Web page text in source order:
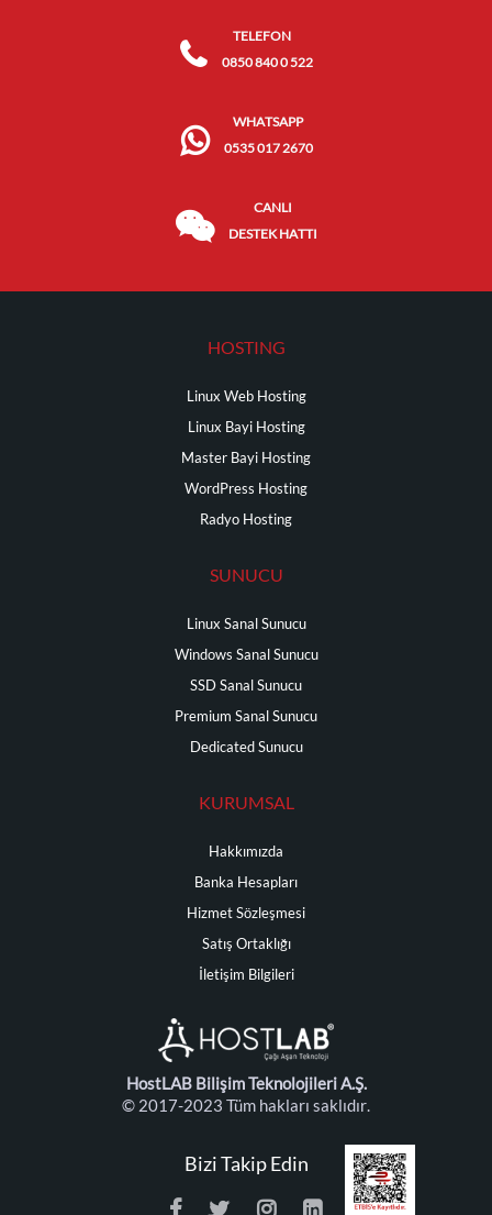
TELEFON
0850 840 0 522
WHATSAPP
0535 017 2670
CANLI
DESTEK HATTI
HOSTING
Linux Web Hosting
Linux Bayi Hosting
Master Bayi Hosting
WordPress Hosting
Radyo Hosting
SUNUCU
Linux Sanal Sunucu
Windows Sanal Sunucu
SSD Sanal Sunucu
Premium Sanal Sunucu
Dedicated Sunucu
KURUMSAL
Hakkımızda
Banka Hesapları
Hizmet Sözleşmesi
Satış Ortaklığı
İletişim Bilgileri
HostLAB Bilişim Teknolojileri A.Ş.
© 2017-2023 Tüm hakları saklıdır.
Bizi Takip Edin